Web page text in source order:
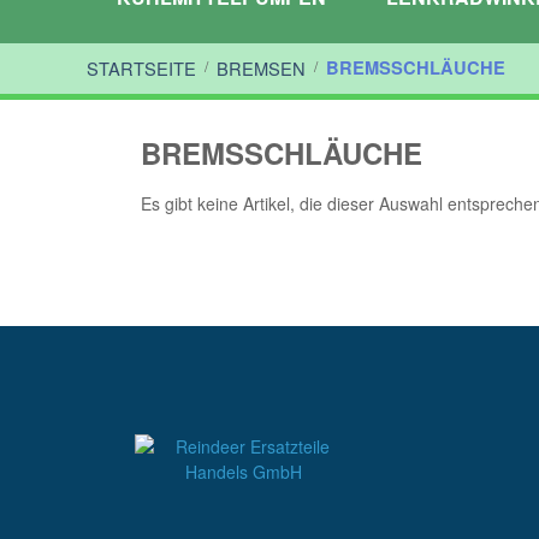
STARTSEITE / BREMSEN / BREMSSCHLÄUCHE
BREMSSCHLÄUCHE
Es gibt keine Artikel, die dieser Auswahl